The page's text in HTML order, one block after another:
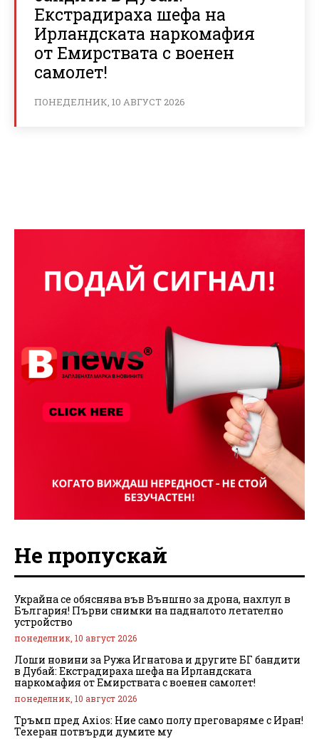
Екстрадираха шефа на
Ирландската наркомафия
от Емирствата с военен
самолет!
ПОНЕДЕЛНИК, 10 АВГУСТ 2026
Не пропускай
Украйна се обяснява във Външно за дрона, нахлул в
България! Първи снимки на падналото летателно
устройство
понеделник, 10 август 2026
Лоши новини за Ружа Игнатова и другите БГ бандити
в Дубай: Екстрадираха шефа на Ирландската
наркомафия от Емирствата с военен самолет!
понеделник, 10 август 2026
Тръмп пред Axios: Ние само полу преговаряме с Иран!
Техеран потвърди думите му